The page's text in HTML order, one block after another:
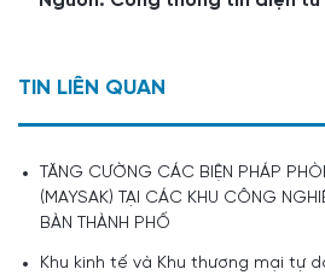
TIN LIÊN QUAN
TĂNG CƯỜNG CÁC BIỆN PHÁP
(MAYSAK) TẠI CÁC KHU CÔNG
BÀN THÀNH PHỐ
Khu kinh tế và Khu thương mại tự